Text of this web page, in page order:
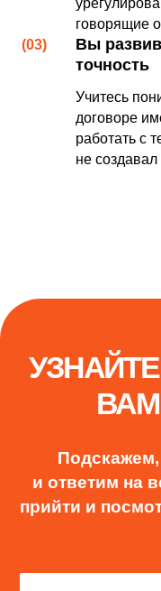
говорящие
(03)
Вы
точность
Учитесь
договоре
работать с
не